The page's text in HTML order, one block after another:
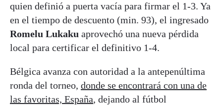
quien definió a puerta vacía para firmar el 1-3. Ya
en el tiempo de descuento (min. 93), el ingresado
Romelu Lukaku aprovechó una nueva pérdida
local para certificar el definitivo 1-4.
Bélgica avanza con autoridad a la antepenúltima
ronda del torneo, donde se encontrará con una de
las favoritas, España, dejando al fútbol